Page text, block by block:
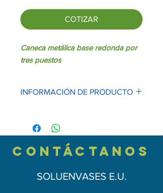
COTIZAR
Caneca metálica base redonda por
tres puestos
INFORMACIÓN DE PRODUCTO
Material: estructura metálica CR,
calibre 22, pintura electrostatica,
marcación en vinilo, portacandado
contÁctAnos
SOLUENVASES E.U.